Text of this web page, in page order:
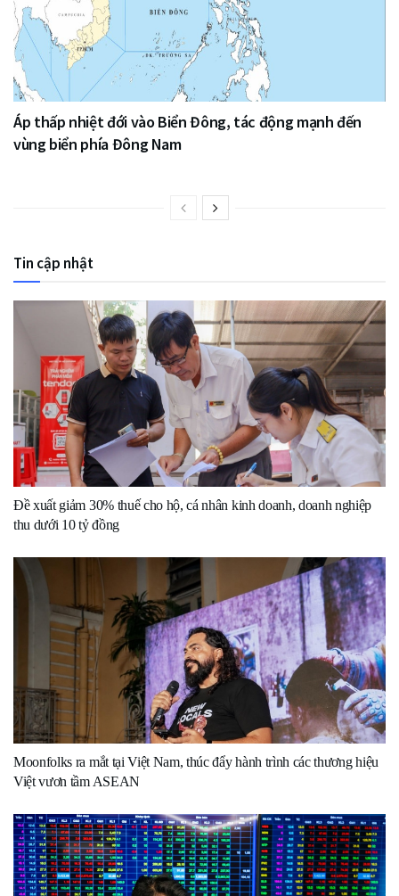
Áp thấp nhiệt đới vào Biển Đông, tác động mạnh đến
vùng biển phía Đông Nam
Tin cập nhật
Đề xuất giảm 30% thuế cho hộ, cá nhân kinh doanh, doanh nghiệp
thu dưới 10 tỷ đồng
Moonfolks ra mắt tại Việt Nam, thúc đẩy hành trình các thương hiệu
Việt vươn tầm ASEAN